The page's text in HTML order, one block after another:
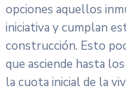
opciones aquellos
iniciativa y cumplan
construcción. Esto
que asciende hasta
la cuota inicial de la